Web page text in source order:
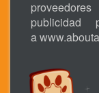
publicidad
a